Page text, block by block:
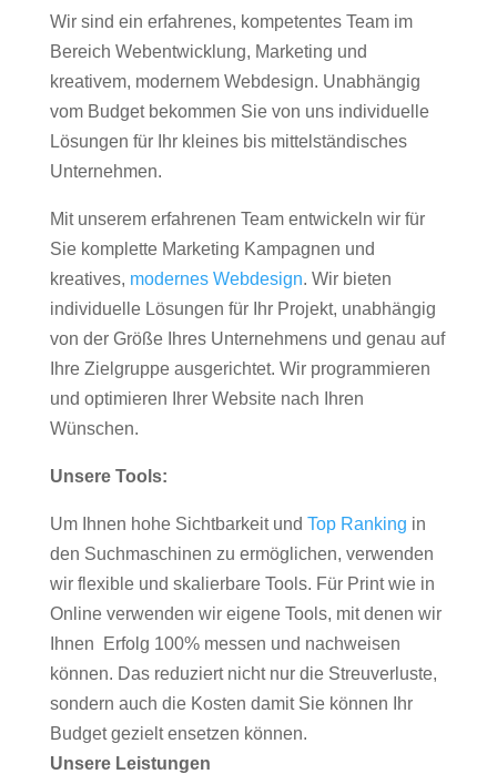
Wir sind ein erfahrenes, kompetentes Team im
Bereich Webentwicklung, Marketing und
kreativem, modernem Webdesign. Unabhängig
vom Budget bekommen Sie von uns individuelle
Lösungen für Ihr kleines bis mittelständisches
Unternehmen.
Mit unserem erfahrenen Team entwickeln wir für
Sie komplette Marketing Kampagnen und
kreatives, modernes Webdesign. Wir bieten
individuelle Lösungen für Ihr Projekt, unabhängig
von der Größe Ihres Unternehmens und genau auf
Ihre Zielgruppe ausgerichtet. Wir programmieren
und optimieren Ihrer Website nach Ihren
Wünschen.
Unsere Tools:
Um Ihnen hohe Sichtbarkeit und Top Ranking in
den Suchmaschinen zu ermöglichen, verwenden
wir flexible und skalierbare Tools. Für Print wie in
Online verwenden wir eigene Tools, mit denen wir
Ihnen Erfolg 100% messen und nachweisen
können. Das reduziert nicht nur die Streuverluste,
sondern auch die Kosten damit Sie können Ihr
Budget gezielt ensetzen können.
Unsere Leistungen